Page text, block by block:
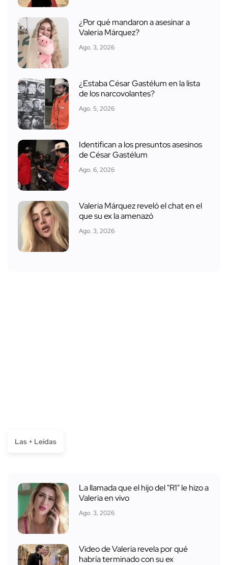
¿Por qué mandaron a asesinar a
Valeria Márquez?
Ago. 3, 2026
¿Estaba César Gastélum en la lista
de los narcovolantes?
Ago. 5, 2026
Identifican a los presuntos asesinos
de César Gastélum
Ago. 6, 2026
Valeria Márquez reveló el chat en el
que su ex la amenazó
Ago. 3, 2026
Las + Leídas
La llamada que el hijo del "R1" le hizo a
Valeria en vivo
Ago. 3, 2026
Video de Valeria revela por qué
habría terminado con su ex